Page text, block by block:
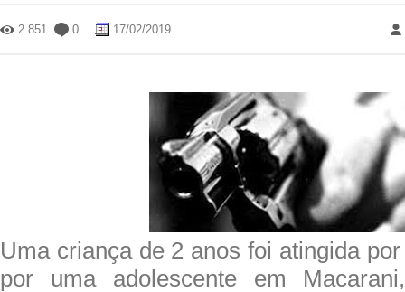
2.851 0 17/02/2019
Uma criança de 2 anos foi atingida
por uma adolescente em